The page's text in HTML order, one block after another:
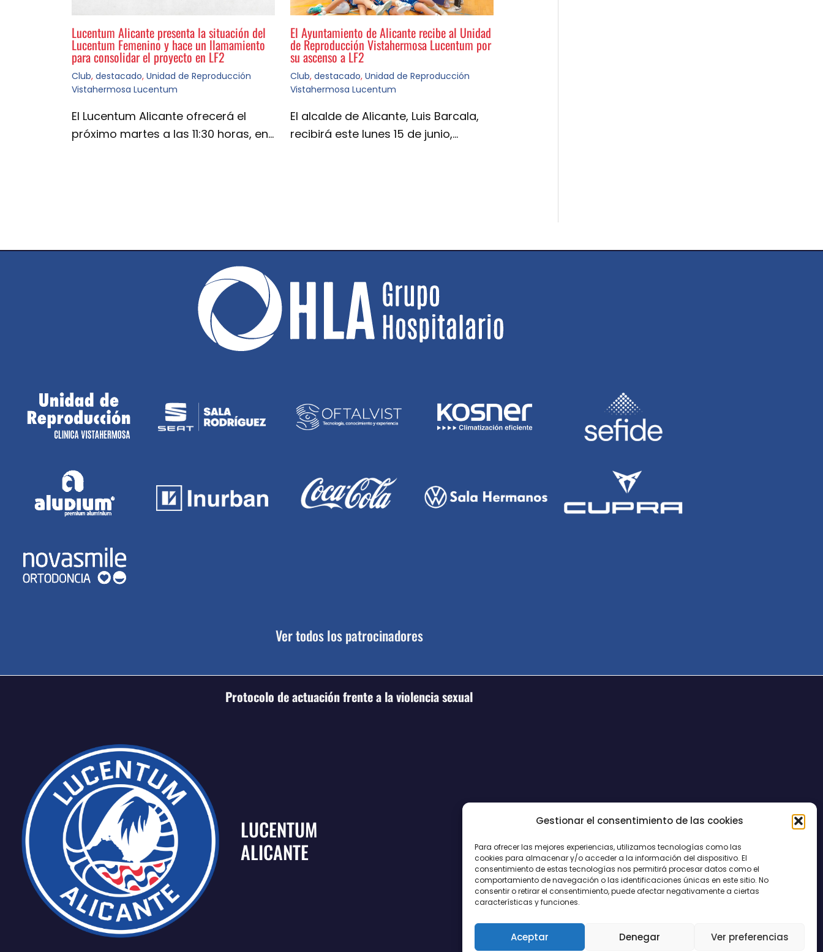
Gestionar el consentimiento de las cookies
Para ofrecer las mejores experiencias, utilizamos tecnologías como las
cookies para almacenar y/o acceder a la información del dispositivo. El
consentimiento de estas tecnologías nos permitirá procesar datos como el
comportamiento de navegación o las identificaciones únicas en este sitio. No
consentir o retirar el consentimiento, puede afectar negativamente a ciertas
características y funciones.
Aceptar Denegar Ver preferencias
Lucentum Alicante presenta la situación del
Lucentum Femenino y hace un llamamiento
para consolidar el proyecto en LF2
Club, destacado, Unidad de Reproducción
Vistahermosa Lucentum
El Lucentum Alicante ofrecerá el
próximo martes a las 11:30 horas, en…
El Ayuntamiento de Alicante recibe al Unidad
de Reproducción Vistahermosa Lucentum por
su ascenso a LF2
Club, destacado, Unidad de Reproducción
Vistahermosa Lucentum
El alcalde de Alicante, Luis Barcala,
recibirá este lunes 15 de junio,…
Ver todos los patrocinadores
Protocolo de actuación frente a la violencia sexual
LUCENTUM
ALICANTE
CONTACTO